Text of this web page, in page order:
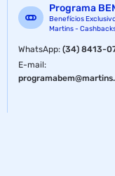
Programa
Benefícios
Martins -
WhatsApp:(34) 8413-
E-mail: